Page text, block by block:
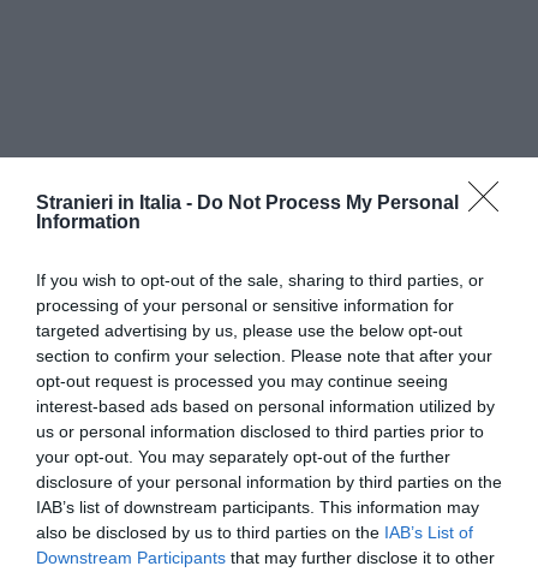
Stranieri in Italia - Do Not Process My Personal
Information
If you wish to opt-out of the sale, sharing to third parties, or
processing of your personal or sensitive information for
targeted advertising by us, please use the below opt-out
section to confirm your selection. Please note that after your
opt-out request is processed you may continue seeing
interest-based ads based on personal information utilized by
us or personal information disclosed to third parties prior to
your opt-out. You may separately opt-out of the further
disclosure of your personal information by third parties on the
IAB’s list of downstream participants. This information may
also be disclosed by us to third parties on the IAB’s List of
Downstream Participants that may further disclose it to other